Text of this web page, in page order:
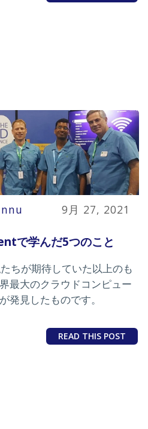
9月 27, 2021
で学んだ5つのこと
ちが期待していた以上のも
最大のクラウドコンピュー
発見したものです。
READ THIS POST